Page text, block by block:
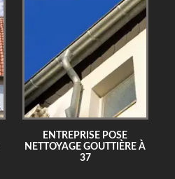
ENTREPRISE POSE
NETTOYAGE GOUTTIÈRE À
37